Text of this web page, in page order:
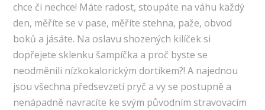
chce či nechce! Máte radost, stoupáte na váhu každý
den, měříte se v pase, měříte stehna, paže, obvod
boků a jásáte. Na oslavu shozených kilíček si
dopřejete sklenku šampíčka a proč byste se
neodměnili nízkokalorickým dortíkem?! A najednou
jsou všechna předsevzetí pryč a vy se postupně a
nenápadně navracíte ke svým původním stravovacím